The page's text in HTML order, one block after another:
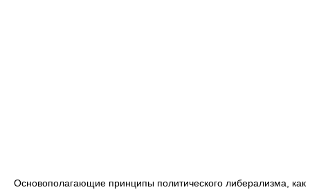
Основополагающие принципы политического либерализма, как